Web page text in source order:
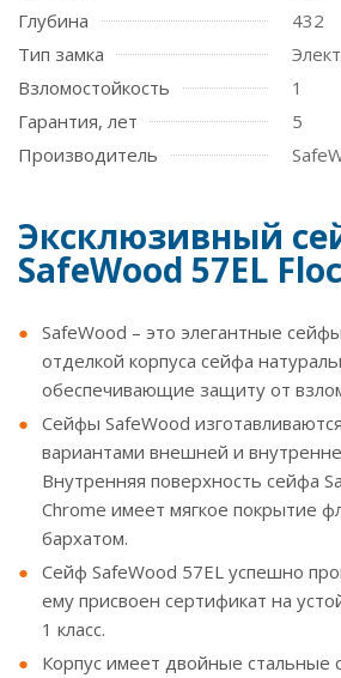
Глубина
432
Тип замка
Взломостойкость
1
Гарантия, лет
5
Производитель
Эксклюзивный
SafeWood 57EL
SafeWood – это элегантные
отделкой корпуса сейфа
обеспечивающие защиту от
Сейфы SafeWood
вариантами внешней и
Внутренняя поверхность сейфа
Chrome имеет мягкое покрытие
бархатом.
Сейф SafeWood 57EL успешно
ему присвоен сертификат на
1 класс.
Корпус имеет двойные стальные